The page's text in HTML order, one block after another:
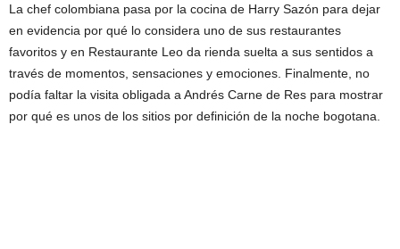
La chef colombiana pasa por la cocina de Harry Sazón para dejar
en evidencia por qué lo considera uno de sus restaurantes
favoritos y en Restaurante Leo da rienda suelta a sus sentidos a
través de momentos, sensaciones y emociones. Finalmente, no
podía faltar la visita obligada a Andrés Carne de Res para mostrar
por qué es unos de los sitios por definición de la noche bogotana.